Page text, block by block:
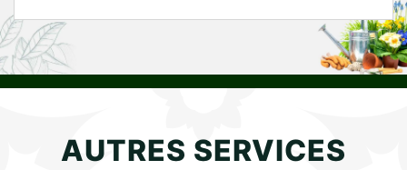
AUTRES SERVICES